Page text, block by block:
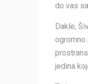
do vas
Dakle,
ogromno
jedina